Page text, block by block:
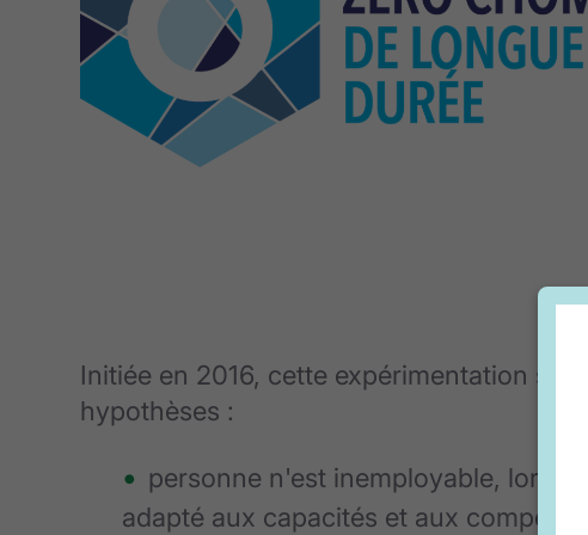
Initiée en 2016, cette expérimentation se
hypothèses :
personne n'est inemployable,
adapté aux capacités et aux